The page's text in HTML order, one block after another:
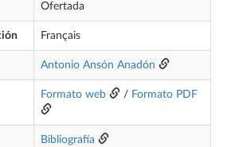
Ofertada
Français
Antonio Ansón Anadón
Formato web / Formato PDF
Bibliografía